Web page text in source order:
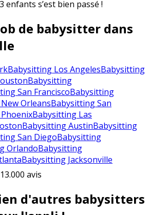
enfants s’est bien passé !
de babysitter dans
Babysitting Los AngelesBabysitting
Babysitting
San FranciscoBabysitting
OrleansBabysitting San
Babysitting Las
Babysitting AustinBabysitting
San DiegoBabysitting
OrlandoBabysitting
Babysitting Jacksonville
avis
d'autres babysitters